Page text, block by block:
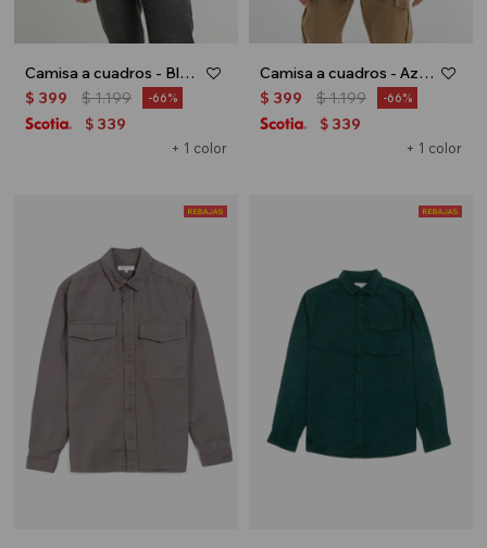
Camisa a cuadros - Blanco
+ 1 color
$ 399 $1.199 66
$ 339
Camisa a cuadros - Azul marino
+ 1 color
$ 399 $1.199 66
$ 339